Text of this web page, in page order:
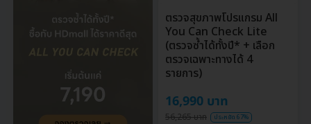
ตรวจสุขภาพโปรแกรม All
You Can Check Lite
(ตรวจซ้ำได้ทั้งปี* + เลือก
ตรวจเฉพาะทางได้ 4
รายการ)
16,990 บาท
56,265 บาท ประหยัด 67%